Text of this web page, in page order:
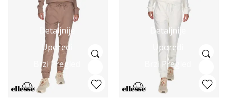
Detaljnije
Uporedi
Brzi Pregled
Detaljnije
Uporedi
Brzi Pregled